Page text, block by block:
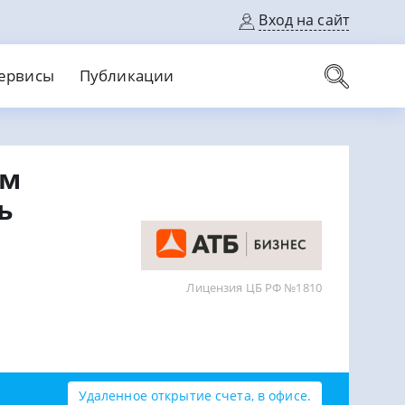
Вход на сайт
На длительный срок
С кэшбеком
Публикации
Лицензия ЦБ РФ №1810
Удаленное открытие счета, в офисе.